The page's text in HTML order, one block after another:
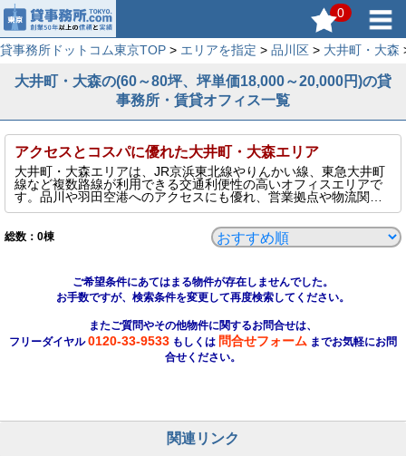
0
貸事務所ドットコム東京TOP > エリアを指定 > 品川区 > 大井町・大森
大井町・大森の(60～80坪、坪単価18,000～20,000円)の貸
事務所・賃貸オフィス一覧
アクセスとコスパに優れた大井町・大森エリア
大井町・大森エリアは、JR京浜東北線やりんかい線、東急大井町
線など複数路線が利用できる交通利便性の高いオフィスエリアで
す。品川や羽田空港へのアクセスにも優れ、営業拠点や物流関連
の企業にも人気があります。比較的賃料が抑えられているため、
適です。駅周辺には商業施設や飲食店も充実しており、働きやす
い環境が整っています。多様なビジネスニーズに対応できる注目
このページでは、そんな大井町・大森エリアの60～80坪、坪単価
18,000～20,000円の貸事務所を表示しています。
総数： 0棟
ご希望条件にあてはまる物件が存在しませんでした。
お手数ですが、検索条件を変更して再度検索してください。
またご質問やその他物件に関するお問合せは、
フリーダイヤル0120-33-9533 もしくは 問合せフォーム までお気軽にお問
合せください。
関連リンク